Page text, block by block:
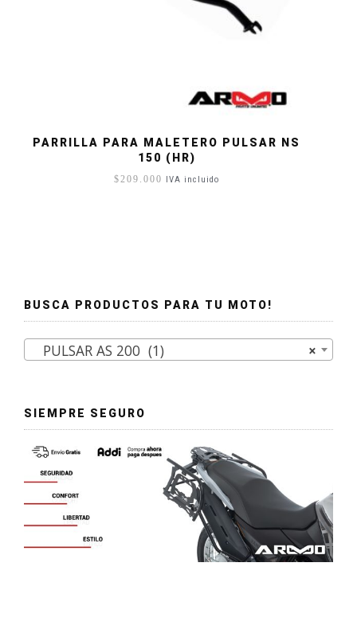
PARRILLA PARA MALETERO PULSAR NS
150 (HR)
$209.000 IVA incluido
BUSCA PRODUCTOS PARA TU MOTO!
×
PULSAR AS 200 (1)
SIEMPRE SEGURO